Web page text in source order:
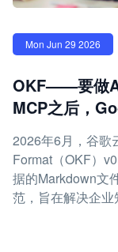
Mon Jun 29 2026
OKF——要做
MCP之后，
2026年6月，谷歌
Format（OKF）
据的Markdown文
范，旨在解决企业